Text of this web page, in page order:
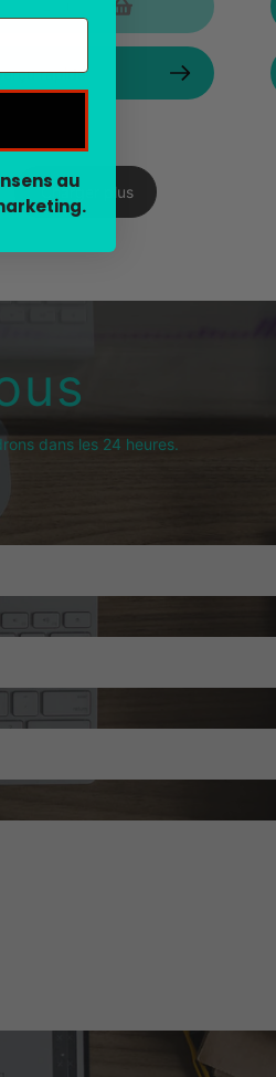
rapide
Charger plus
dans les 24 heures.
au